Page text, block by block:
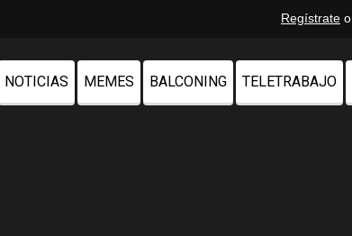
Regístrate o
NOTICIAS MEMES BALCONING TELETRABAJO